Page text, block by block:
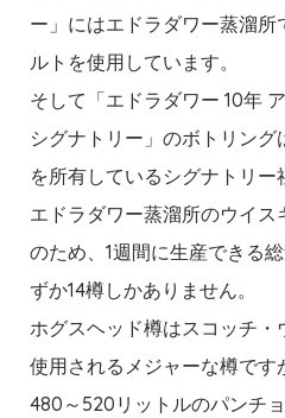
ー」にはエドラダワー蒸溜
ルトを使用しています。
そして「エドラダワー 10年
シグナトリー」のボトリン
を所有しているシグナトリー
エドラダワー蒸溜所のウイ
のため、1週間に生産できる
ずか14樽しかありません。
ホグスヘッド樽はスコッチ
使用されるメジャーな樽です
480～520リットルのパンチ